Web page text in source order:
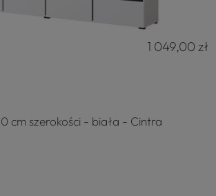
1 049,00 zł
cm szerokości - biała - Cintra